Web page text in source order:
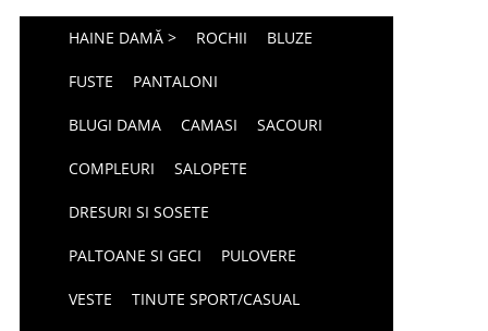
HAINE DAMĂ > ROCHII BLUZE
FUSTE PANTALONI
BLUGI DAMA CAMASI SACOURI
COMPLEURI SALOPETE
DRESURI SI SOSETE
PALTOANE SI GECI PULOVERE
VESTE TINUTE SPORT/CASUAL